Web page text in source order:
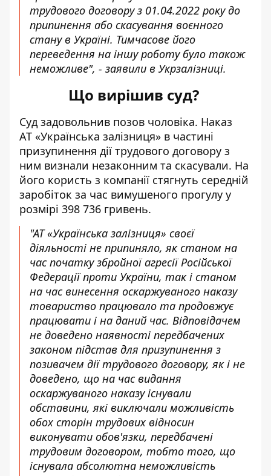
трудового договору з 01.04.2022 року до
припинення або скасування воєнного
стану в Україні. Тимчасове його
переведення на іншу роботу було також
неможливе", - заявили в Укрзалізниці.
Що вирішив суд?
Суд задовольнив позов чоловіка. Наказ
АТ «Українська залізниця» в частині
призупинення дії трудового договору з
ним визнали незаконним та скасували. На
його користь з компанії стягнуть середній
заробіток за час вимушеного прогулу у
розмірі 398 736 гривень.
"АТ «Українська залізниця» своєї
діяльності не припиняло, як станом на
час початку збройної агресії Російської
Федерації проти України, так і станом
на час винесення оскаржуваного наказу
товариство працювало та продовжує
працювати і на даний час. Відповідачем
не доведено наявності передбачених
законом підстав для призупинення з
позивачем дії трудового договору, як і не
доведено, що на час видання
оскаржуваного наказу існували
обставини, які виключали можливість
обох сторін трудових відносин
виконувати обов'язки, передбачені
трудовим договором, тобто того, що
існувала абсолютна неможливість